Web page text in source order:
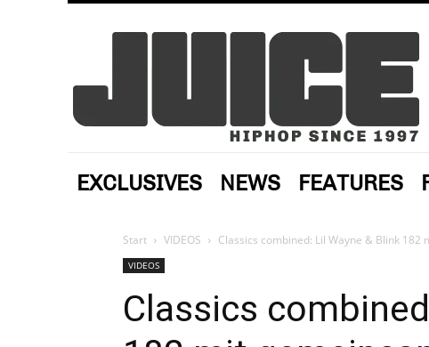
EXCLUSIVES NEWS FEATURES
Start VIDEOS Classics combined: Lil Wayne & Blink
VIDEOS
Classics